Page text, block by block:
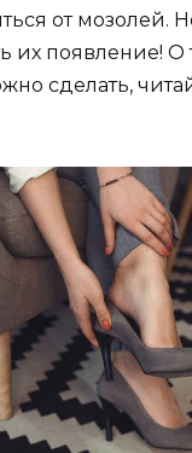
от мозолей.
их появление! О
сделать,